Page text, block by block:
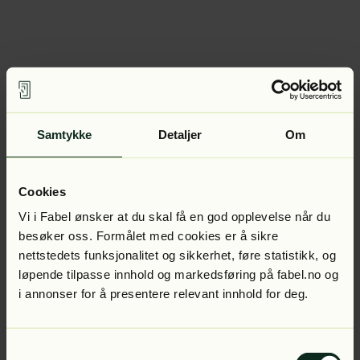
Samtykke Detaljer Om
Cookies
Vi i Fabel ønsker at du skal få en god opplevelse når du
besøker oss. Formålet med cookies er å sikre
nettstedets funksjonalitet og sikkerhet, føre statistikk, og
løpende tilpasse innhold og markedsføring på fabel.no og
i annonser for å presentere relevant innhold for deg.